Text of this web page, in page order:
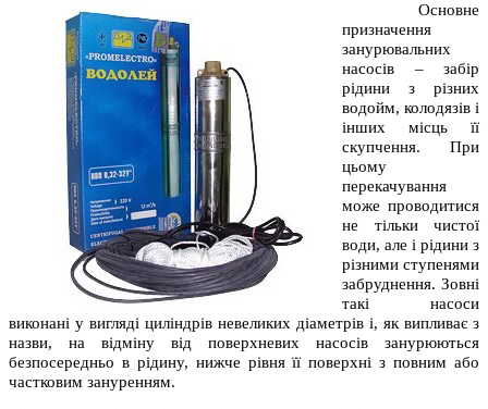
Основне
призначення
занурювальних
насосів – забір
рідини з різних
водойм, колодязів і
інших місць її
скупчення. При
цьому
перекачування
може проводитися
не тільки чистої
води, але і рідини з
різними ступенями
забруднення. Зовні
такі насоси
виконані у вигляді циліндрів невеликих діаметрів і, як випливає з
назви, на відміну від поверхневих насосів занурюються
безпосередньо в рідину, нижче рівня її поверхні з повним або
частковим зануренням.